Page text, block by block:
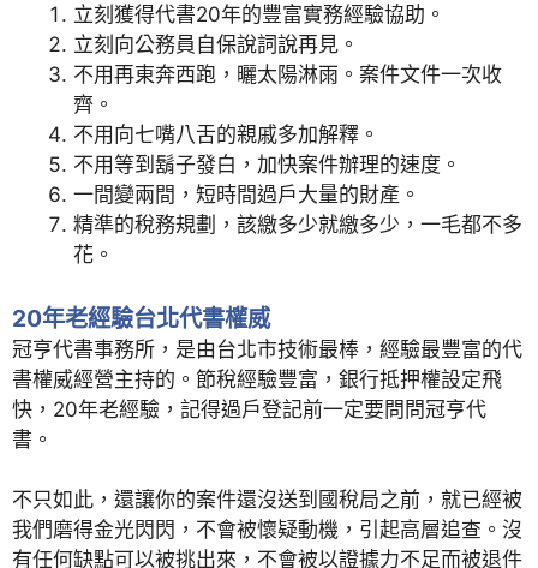
立刻獲得代書20年的豐富實務經驗協助。
立刻向公務員自保說詞說再見。
不用再東奔西跑，曬太陽淋雨。案件文件一次收
齊。
不用向七嘴八舌的親戚多加解釋。
不用等到鬍子發白，加快案件辦理的速度。
一間變兩間，短時間過戶大量的財產。
精準的稅務規劃，該繳多少就繳多少，一毛都不多
花。
20年老經驗台北代書權威
冠亨代書事務所，是由台北市技術最棒，經驗最豐富的代
書權威經營主持的。節稅經驗豐富，銀行抵押權設定飛
快，20年老經驗，記得過戶登記前一定要問問冠亨代
書。
不只如此，還讓你的案件還沒送到國稅局之前，就已經被
我們磨得金光閃閃，不會被懷疑動機，引起高層追查。沒
有任何缺點可以被挑出來，不會被以證據力不足而被退件